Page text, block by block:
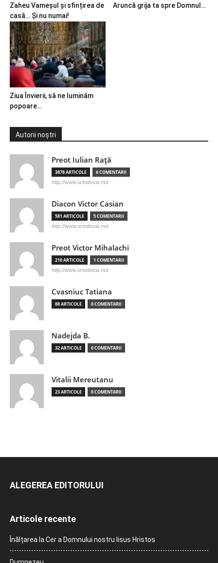
Zaheu Vameșul și sfințirea de
casă… Și nu numai!
Aruncă grija ta spre Domnul…
Ziua Învierii, să ne luminăm
popoare…
Autorii noștri
Preot Iulian Raţă
3878 ARTICOLE 6 COMENTARII
http://www.ortodoxia.md
Diacon Victor Casian
581 ARTICOLE 5 COMENTARII
http://www.ortodoxia.md
Preot Victor Mihalachi
210 ARTICOLE 1 COMENTARII
http://www.ortodoxia.md
Cvasniuc Tatiana
88 ARTICOLE 0 COMENTARII
Nadejda B.
32 ARTICOLE 0 COMENTARII
Vitalii Mereutanu
23 ARTICOLE 0 COMENTARII
ALEGEREA EDITORULUI
Articole recente
Înălțarea la Cer a Domnului nostru Iisus Hristos